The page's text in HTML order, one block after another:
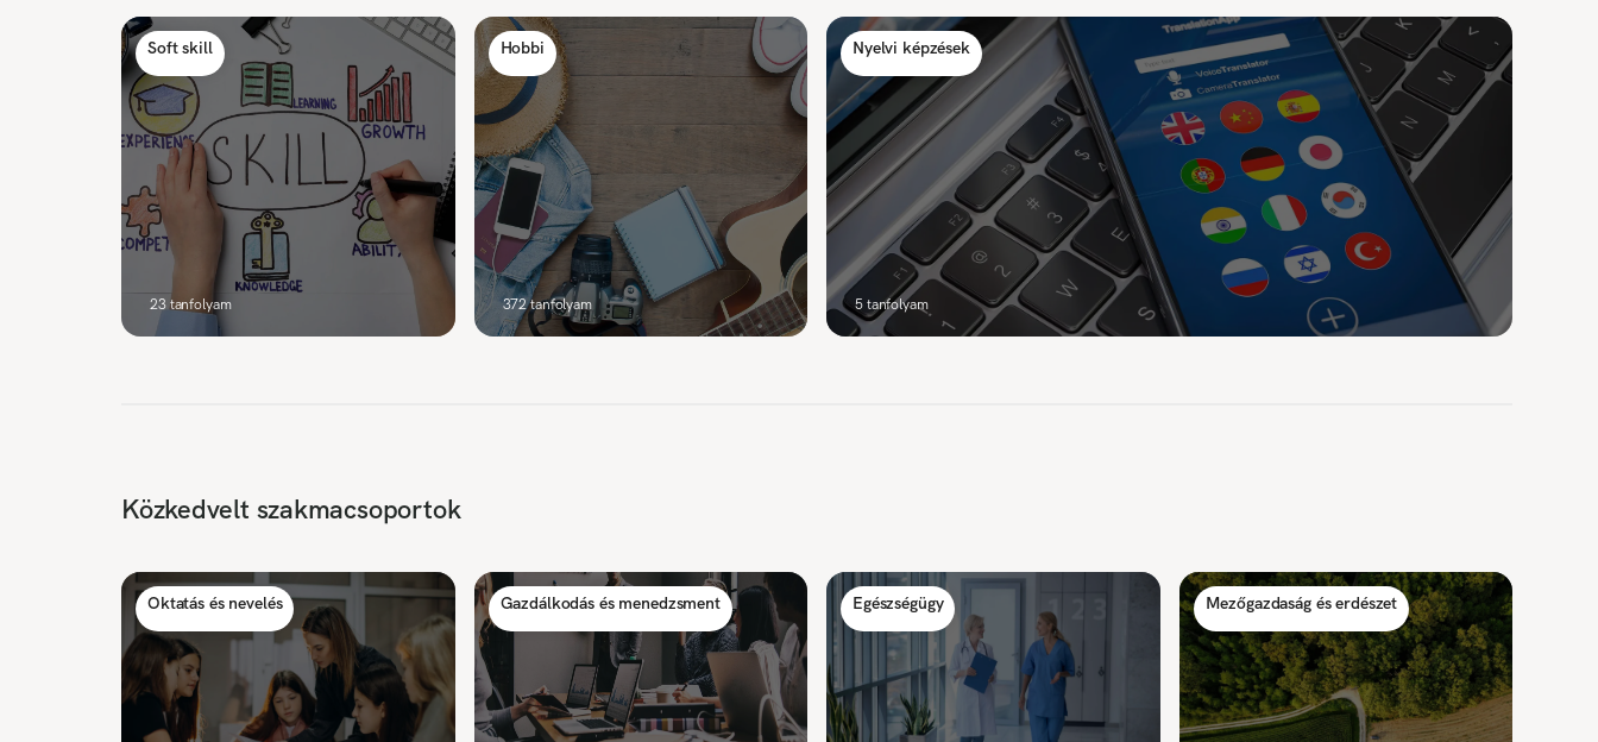
Soft skill
23tanfolyam
Hobbi
372tanfolyam
Nyelvi képzések
5tanfolyam
Közkedvelt szakmacsoportok
Oktatás és nevelés Gazdálkodás és menedzsment Egészségügy Mezőgazdaság és erdészet